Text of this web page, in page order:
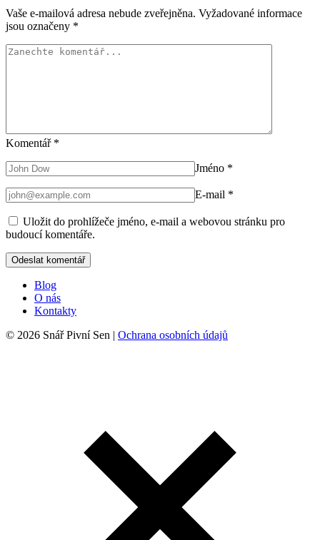
Vaše e-mailová adresa nebude zveřejněna. Vyžadované informace
jsou označeny *
Komentář *
Jméno *
E-mail *
Uložit do prohlížeče jméno, e-mail a webovou stránku pro
budoucí komentáře.
Blog
O nás
Kontakty
© 2026 Snář Pivní Sen | Ochrana osobních údajů